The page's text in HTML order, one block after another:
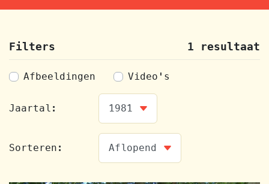
Filters 1 resultaat
Afbeeldingen Video's
Jaartal:
Sorteren: